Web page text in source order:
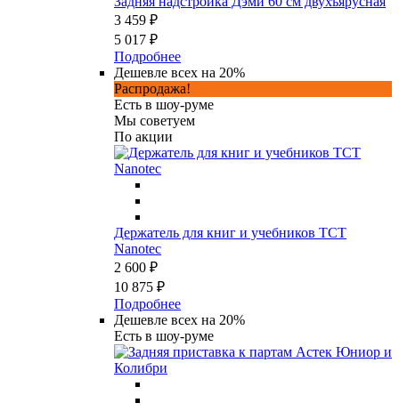
3 459 ₽
5 017 ₽
Подробнее
Дешевле всех на 20%
Распродажа!
Есть в шоу-руме
Мы советуем
По акции
Держатель для книг и учебников TCT
Nanotec
2 600 ₽
10 875 ₽
Подробнее
Дешевле всех на 20%
Есть в шоу-руме